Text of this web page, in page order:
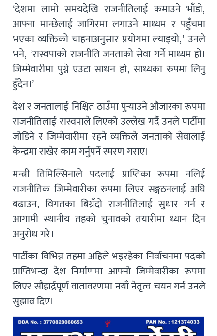
‘देशमा लामो समयदेखि राजनीतिलाई कमाउने भाँडो,
आफ्ना मान्छेलाई जागिरमा लगाउने माध्यम र पहुँचमा
भएका व्यक्तिको चाहनाअनुसार प्रयोगमा ल्याइयो,’ उनले
भने, ‘रास्वपाको राजनीति जनताको सेवा गर्ने माध्यम हो।
जिम्मेवारीमा पुग्ने एउटा साधन हो, साध्यका रुपमा लिनु
हुँदैन।’
देश र जनतालाई निश्चित ठाउँमा पुर्‍याउने औजारका रूपमा
राजनीतिलाई रास्वपाले लिएको उल्लेख गर्दै उनले पार्टीमा
जोडिने र जिम्मेवारीमा रहने व्यक्तिले जनताको सेवालाई
केन्द्रमा राखेर काम गर्नुपर्ने स्मरण गराए।
मन्त्री तिमिल्सिनाले पदलाई प्राप्तिका रूपमा नलिई
राजनीतिक जिम्मेवारीका रुपमा लिएर सङ्गठनलाई अघि
बढाउन, विगतका बिग्रँदो राजनीतिलाई सुधार गर्न र
आगामी स्थानीय तहको चुनावको तयारीमा ध्यान दिन
अनुरोध गरे।
पार्टीका विभिन्न तहमा अहिले भइरहेका निर्वाचनमा पदको
प्राप्तिभन्दा देश निर्माणमा आफ्नो जिम्मेवारीका रूपमा
लिएर सौहार्द्रपूर्ण वातावरणमा नयाँ नेतृत्व चयन गर्न उनले
सुझाव दिए।